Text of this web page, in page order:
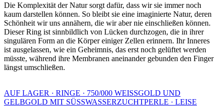
Die Komplexität der Natur sorgt dafür, dass wir sie immer noch
kaum darstellen können. So bleibt sie eine imaginierte Natur, deren
Schönheit wir uns annähern, die wir aber nie einschließen können.
Dieser Ring ist sinnbildlich von Lücken durchzogen, die in ihrer
singulären Form an die Körper einiger Zellen erinnern. Ihr Inneres
ist ausgelassen, wie ein Geheimnis, das erst noch gelüftet werden
müsste, während ihre Membranen aneinander gebunden den Finger
längst umschließen.
AUF LAGER · RINGE · 750/000 WEISSGOLD UND
GELBGOLD MIT SÜSSWASSERZUCHTPERLE · LEISE